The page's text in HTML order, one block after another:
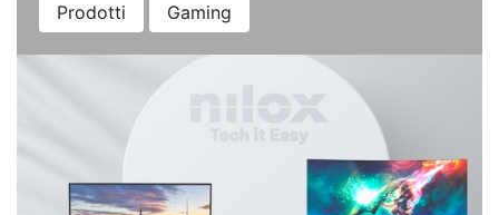
Prodotti Gaming